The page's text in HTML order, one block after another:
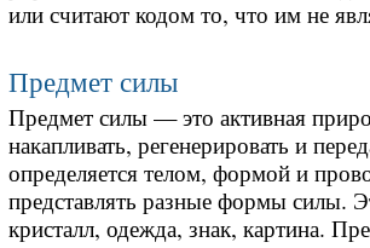
или считают кодом то, что им не
Предмет силы
Предмет силы ­— это активная
накапливать, регенерировать и
определяется телом, формой и
представлять разные формы силы.
кристалл, одежда, знак, картина.